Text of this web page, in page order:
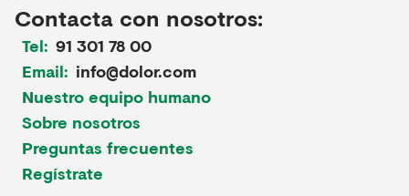
Contacta con nosotros:
Tel: 91 301 78 00
Email: info@dolor.com
Nuestro equipo humano
Sobre nosotros
Preguntas frecuentes
Regístrate